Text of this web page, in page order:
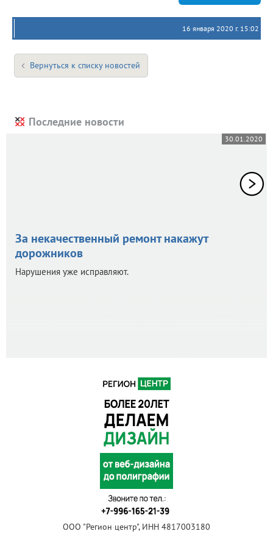
16 января 2020 г. 15:02
Вернуться к списку новостей
Последние новости
30.01.2020
За некачественный ремонт накажут
дорожников
Нарушения уже исправляют.
ООО "Регион центр", ИНН 4817003180